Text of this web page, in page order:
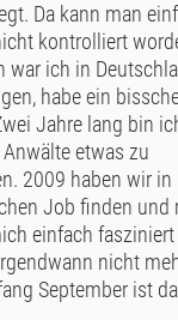
Da kann man
kontrolliert
war ich in
habe ein
Jahre lang bin
etwas zu
2009 haben wir in
Job finden und
einfach
nicht
September ist